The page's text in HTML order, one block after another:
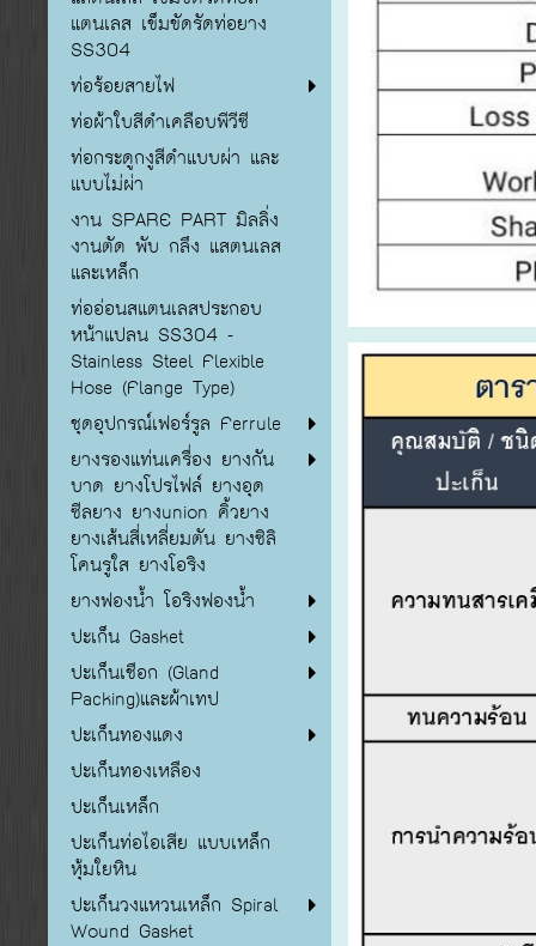
แตนเลส เข็มขัดรัดท่อยาง
SS304
ท่อร้อยสายไฟ
ท่อผ้าใบสีดำเคลือบพีวีซี
ท่อกระดูกงูสีดำแบบผ่า และ
แบบไม่ผ่า
งาน SPARE PART มิลลิ่ง
งานตัด พับ กลึง แสตนเลส
และเหล็ก
ท่ออ่อนสแตนเลสประกอบ
หน้าแปลน SS304 -
Stainless Steel Flexible
Hose (Flange Type)
ชุดอุปกรณ์เฟอร์รูล Ferrule
ยางรองแท่นเครื่อง ยางกัน
บาด ยางโปรไฟล์ ยางอุด
ซีลยาง ยางunion คิ้วยาง
ยางเส้นสี่เหลี่ยมตัน ยางซิลิ
โคนรูใส ยางโอริง
ยางฟองน้ำ โอริงฟองน้ำ
ปะเก็น Gasket
ปะเก็นเชือก (Gland
Packing)และผ้าเทป
ปะเก็นทองแดง
ปะเก็นทองเหลือง
ปะเก็นเหล็ก
ปะเก็นท่อไอเสีย แบบเหล็ก
หุ้มใยหิน
ปะเก็นวงแหวนเหล็ก Spiral
Wound Gasket